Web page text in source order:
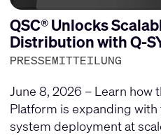
QSC® Unlocks
Distribution with Q-
PRESSEMITTEILUNG
June 8, 2026 – Learn how
Platform is expanding
system deployment at